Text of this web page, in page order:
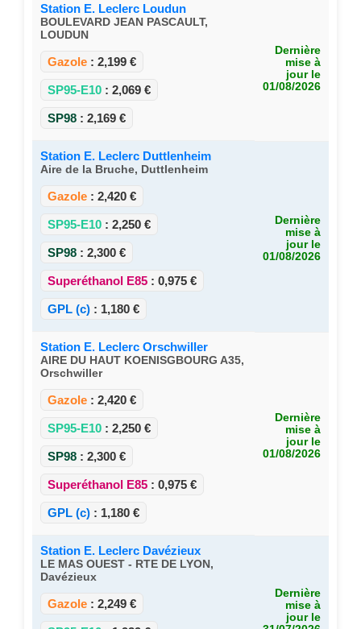
Station E. Leclerc Loudun
BOULEVARD JEAN PASCAULT,
LOUDUN
Gazole : 2,199 €
SP95-E10 : 2,069 €
SP98 : 2,169 €
Dernière
mise à
jour le
01/08/2026
Station E. Leclerc Duttlenheim
Aire de la Bruche, Duttlenheim
Gazole : 2,420 €
SP95-E10 : 2,250 €
SP98 : 2,300 €
Superéthanol E85 : 0,975 €
GPL (c) : 1,180 €
Dernière
mise à
jour le
01/08/2026
Station E. Leclerc Orschwiller
AIRE DU HAUT KOENISGBOURG A35,
Orschwiller
Gazole : 2,420 €
SP95-E10 : 2,250 €
SP98 : 2,300 €
Superéthanol E85 : 0,975 €
GPL (c) : 1,180 €
Dernière
mise à
jour le
01/08/2026
Station E. Leclerc Davézieux
LE MAS OUEST - RTE DE LYON,
Davézieux
Gazole : 2,249 €
Dernière
mise à
jour le